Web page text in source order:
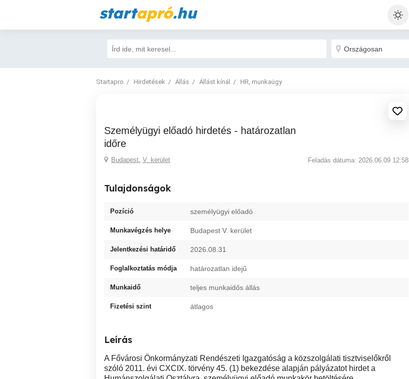
startapró.hu
Startapro Hirdetések Állás Állást kínál HR, munkaügy
Személyügyi előadó hirdetés - határozatlan
időre
Budapest, V. kerület Feladás dátuma: 2026.06.09 12:58
Tulajdonságok
Pozíció személyügyi előadó
Munkavégzés helye Budapest V. kerület
Jelentkezési határidő 2026.08.31
Foglalkoztatás módja határozatlan idejű
Munkaidő teljes munkaidős állás
Fizetési szint átlagos
Leírás
A Fővárosi Önkormányzati Rendészeti Igazgatóság a közszolgálati tisztviselőkről
szóló 2011. évi CXCIX. törvény 45. (1) bekezdése alapján pályázatot hirdet a